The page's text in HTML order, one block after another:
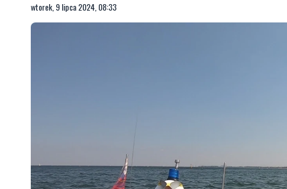
wtorek, 9 lipca 2024, 08:33